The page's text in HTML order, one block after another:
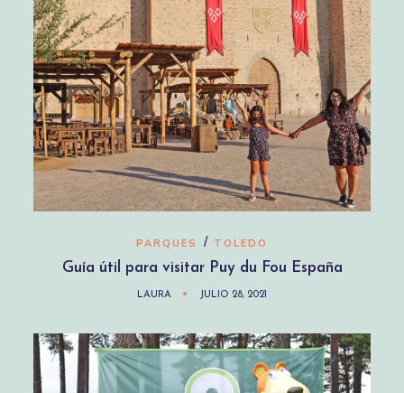
PARQUES / TOLEDO
Guía útil para visitar Puy du Fou España
LAURA JULIO 28, 2021